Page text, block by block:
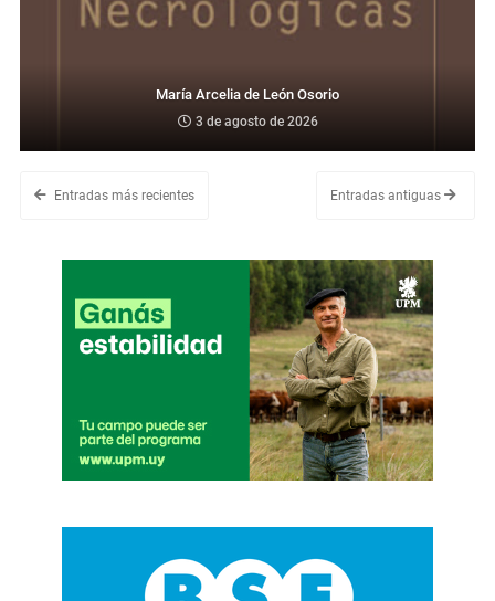
María Arcelia de León Osorio
3 de agosto de 2026
Entradas más recientes Entradas antiguas